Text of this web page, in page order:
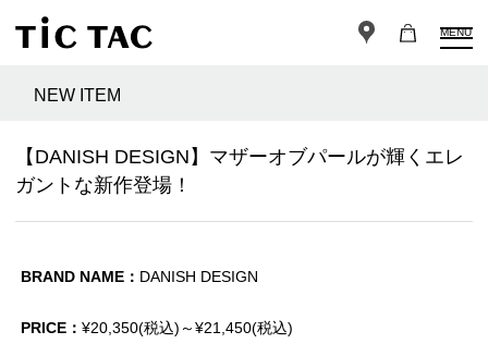
MENU
NEW ITEM
【DANISH DESIGN】マザーオブパールが輝くエレ
ガントな新作登場！
BRAND NAME： DANISH DESIGN
PRICE： ¥20,350(税込)～¥21,450(税込)